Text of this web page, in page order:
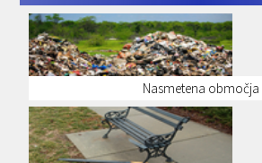
Nasmetena območja